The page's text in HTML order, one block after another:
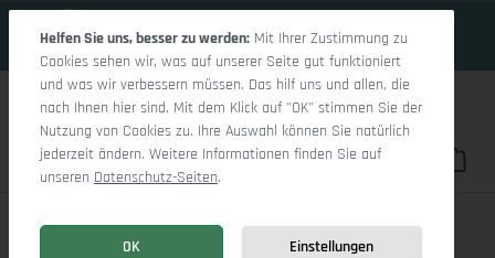
Du hast 0
Marco Aho kl Small L
Helfen Sie uns, besser zu werden: Mit Ihrer Zustimmung zu
Cookies sehen wir, was auf unserer Seite gut funktioniert
und was wir verbessern müssen. Das hilf uns und allen, die
nach Ihnen hier sind. Mit dem Klick auf "OK" stimmen Sie der
Nutzung von Cookies zu. Ihre Auswahl können Sie natürlich
jederzeit ändern. Weitere Informationen finden Sie auf
unseren Datenschutz-Seiten.
OK Einstellungen